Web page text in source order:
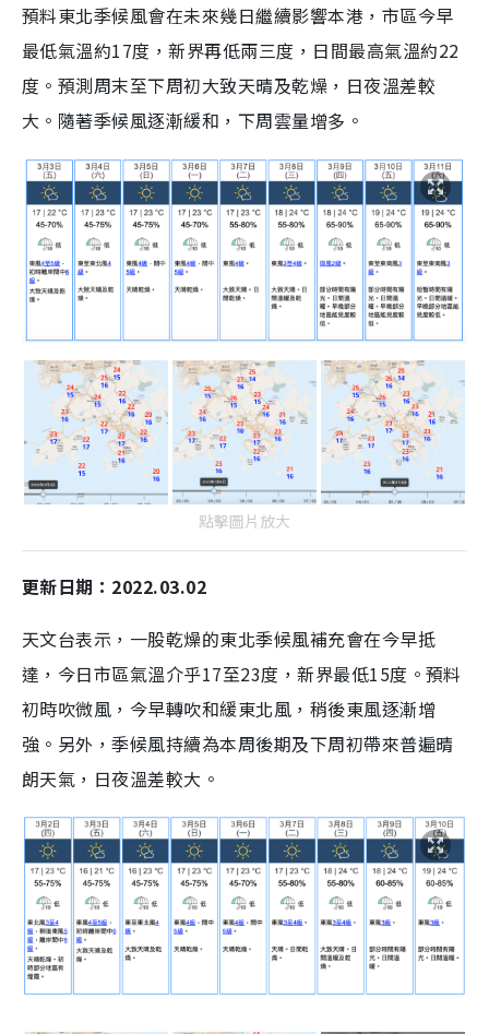
預料東北季候風會在未來幾日繼續影響本港，市區今早
最低氣溫約17度，新界再低兩三度，日間最高氣溫約22
度。預測周末至下周初大致天晴及乾燥，日夜溫差較
大。隨著季候風逐漸緩和，下周雲量增多。
點擊圖片放大
更新日期：2022.03.02
天文台表示，一股乾燥的東北季候風補充會在今早抵
達，今日市區氣溫介乎17至23度，新界最低15度。預料
初時吹微風，今早轉吹和緩東北風，稍後東風逐漸增
強。另外，季候風持續為本周後期及下周初帶來普遍晴
朗天氣，日夜溫差較大。